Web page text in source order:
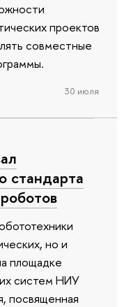
проектов
совместные
30 июля
стандарта
но и
площадке
систем НИУ
посвященная